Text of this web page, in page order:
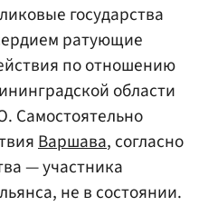
государства
ратующие
по отношению
области
Самостоятельно
Варшава, согласно
— участника
не в состоянии.